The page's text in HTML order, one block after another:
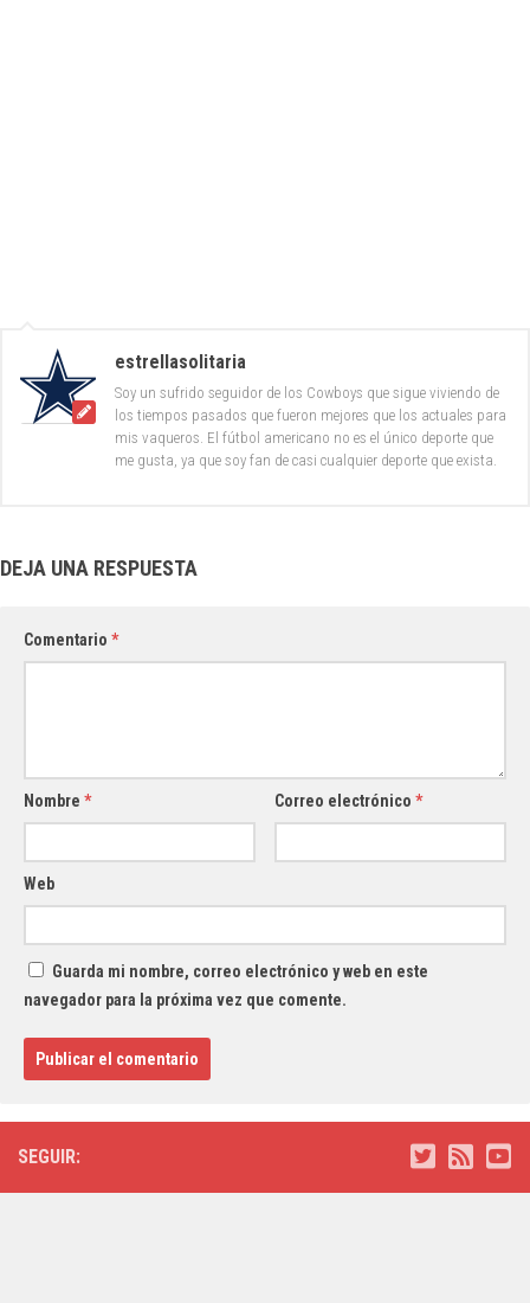
estrellasolitaria
Soy un sufrido seguidor de los Cowboys que sigue viviendo de
los tiempos pasados que fueron mejores que los actuales para
mis vaqueros. El fútbol americano no es el único deporte que
me gusta, ya que soy fan de casi cualquier deporte que exista.
DEJA UNA RESPUESTA
Comentario *
Nombre * Correo electrónico*
Web
Guarda mi nombre, correo electrónico y web en este
navegador para la próxima vez que comente.
SEGUIR: